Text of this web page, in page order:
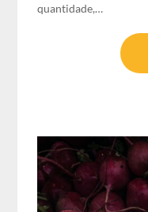
quantidade,…